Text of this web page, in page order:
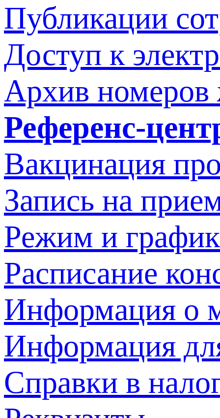
Публикации
Доступ к
Архив номеров
Референс-
Вакцинация
Запись на
Режим и
Расписание
Информация о
Информация
Справки в